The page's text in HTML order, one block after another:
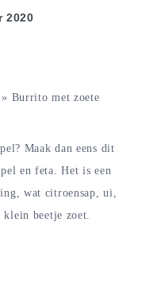
2020
» Burrito met zoete
Maak dan eens dit
en feta. Het is een
wat citroensap, ui,
beetje zoet.